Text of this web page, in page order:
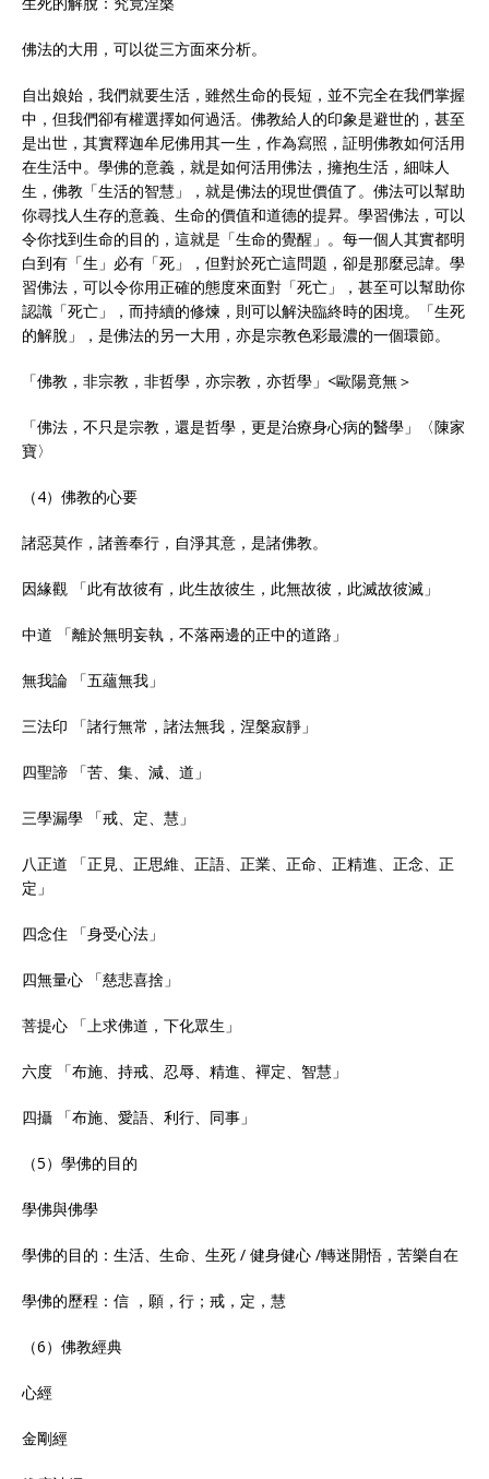
佛法的大用，可以從三方面來分析。
自出娘始，我們就要生活，雖然生命的長短，並不完全在我們掌握
中，但我們卻有權選擇如何過活。佛教給人的印象是避世的，甚至
是出世，其實釋迦牟尼佛用其一生，作為寫照，証明佛教如何活用
在生活中。學佛的意義，就是如何活用佛法，擁抱生活，細味人
生，佛教「生活的智慧」，就是佛法的現世價值了。佛法可以幫助
你尋找人生存的意義、生命的價值和道德的提昇。學習佛法，可以
令你找到生命的目的，這就是「生命的覺醒」。每一個人其實都明
白到有「生」必有「死」，但對於死亡這問題，卻是那麼忌諱。學
習佛法，可以令你用正確的態度來面對「死亡」，甚至可以幫助你
認識「死亡」，而持續的修煉，則可以解決臨終時的困境。「生死
的解脫」，是佛法的另一大用，亦是宗教色彩最濃的一個環節。
「佛教，非宗教，非哲學，亦宗教，亦哲學」<歐陽竟無＞
「佛法，不只是宗教，還是哲學，更是治療身心病的醫學」〈陳家
寶〉
（4）佛教的心要
諸惡莫作，諸善奉行，自淨其意，是諸佛教。
因緣觀 「此有故彼有，此生故彼生，此無故彼，此滅故彼滅」
中道 「離於無明妄執，不落兩邊的正中的道路」
無我論 「五蘊無我」
三法印 「諸行無常，諸法無我，涅槃寂靜」
四聖諦 「苦、集、減、道」
三學漏學 「戒、定、慧」
八正道 「正見、正思維、正語、正業、正命、正精進、正念、正
定」
四念住 「身受心法」
四無量心 「慈悲喜捨」
菩提心 「上求佛道，下化眾生」
六度 「布施、持戒、忍辱、精進、襌定、智慧」
四攝 「布施、愛語、利行、同事」
（5）學佛的目的
學佛與佛學
學佛的目的：生活、生命、生死 / 健身健心 /轉迷開悟，苦樂自在
學佛的歷程：信 ，願，行；戒，定，慧
（6）佛教經典
心經
金剛經